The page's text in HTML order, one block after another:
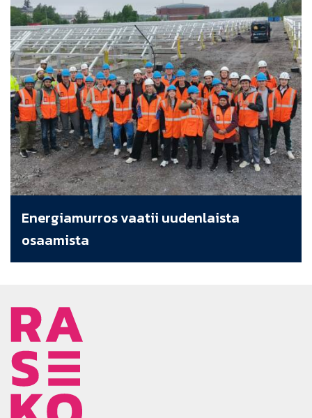
Energiamurros vaatii uudenlaista
osaamista